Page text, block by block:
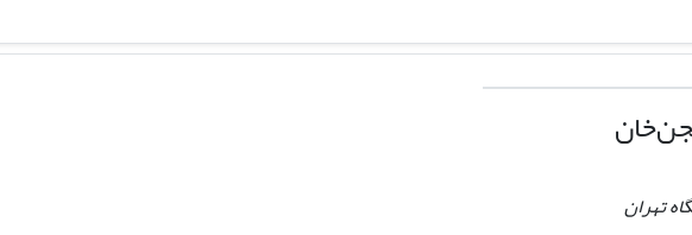
تهران